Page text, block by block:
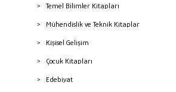
Temel Bilimler Kitapları
Mühendislik ve Teknik Kitaplar
Kişisel Gelişim
Çocuk Kitapları
Edebiyat